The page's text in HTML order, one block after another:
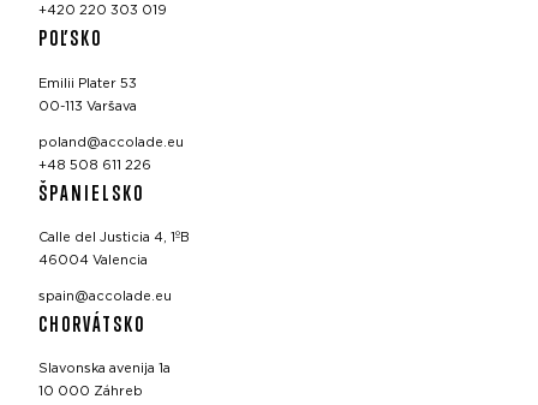
+420 220 303 019
POĽSKO
Emilii Plater 53
00-113 Varšava
poland@accolade.eu
+48 508 611 226
ŠPANIELSKO
Calle del Justicia 4, 1ºB
46004 Valencia
spain@accolade.eu
CHORVÁTSKO
Slavonska avenija 1a
10 000 Záhreb